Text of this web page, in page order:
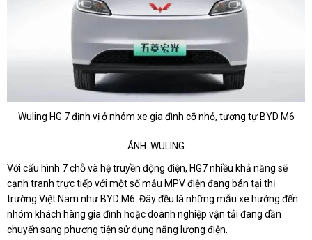
Wuling HG 7 định vị ở nhóm xe gia đình cỡ nhỏ, tương tự BYD M6
ẢNH: WULING
Với cấu hình 7 chỗ và hệ truyền động điện, HG7 nhiều khả năng sẽ
cạnh tranh trực tiếp với một số mẫu MPV điện đang bán tại thị
trường Việt Nam như BYD M6. Đây đều là những mẫu xe hướng đến
nhóm khách hàng gia đình hoặc doanh nghiệp vận tải đang dần
chuyển sang phương tiện sử dụng năng lượng điện.